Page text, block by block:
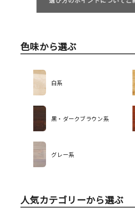
色味から選ぶ
白系
黒・ダークブラウン系
グレー系
人気カテゴリーから選ぶ